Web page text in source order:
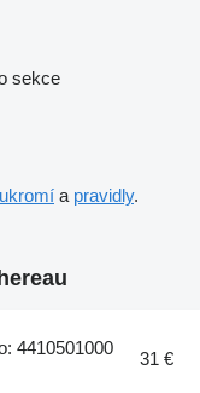
sekce
a pravidly.
4410501000
31 €